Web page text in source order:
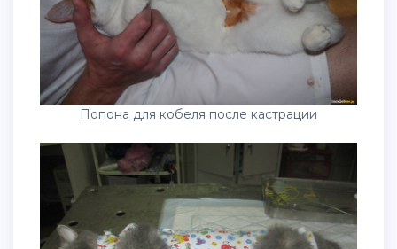
Попона для кобеля после кастрации